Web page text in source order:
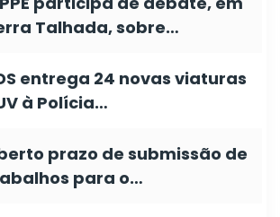
Talhada, sobre…
entrega 24 novas viaturas
à Polícia…
prazo de submissão de
para o…